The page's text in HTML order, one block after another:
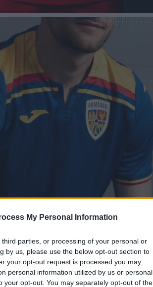
My Personal Information
parties, or processing of your personal or
by us, please use the below opt-out section to
your opt-out request is processed you may
personal information utilized by us or personal
your opt-out. You may separately opt-out of the